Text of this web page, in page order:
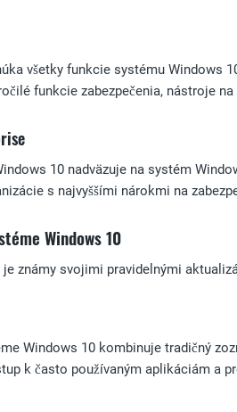
všetky funkcie systému Windows
funkcie zabezpečenia, nástroje
10 nadväzuje na systém
s najvyššími nárokmi na
Windows 10
známy svojimi pravidelnými
Windows 10 kombinuje tradičný
k často používaným aplikáciám a